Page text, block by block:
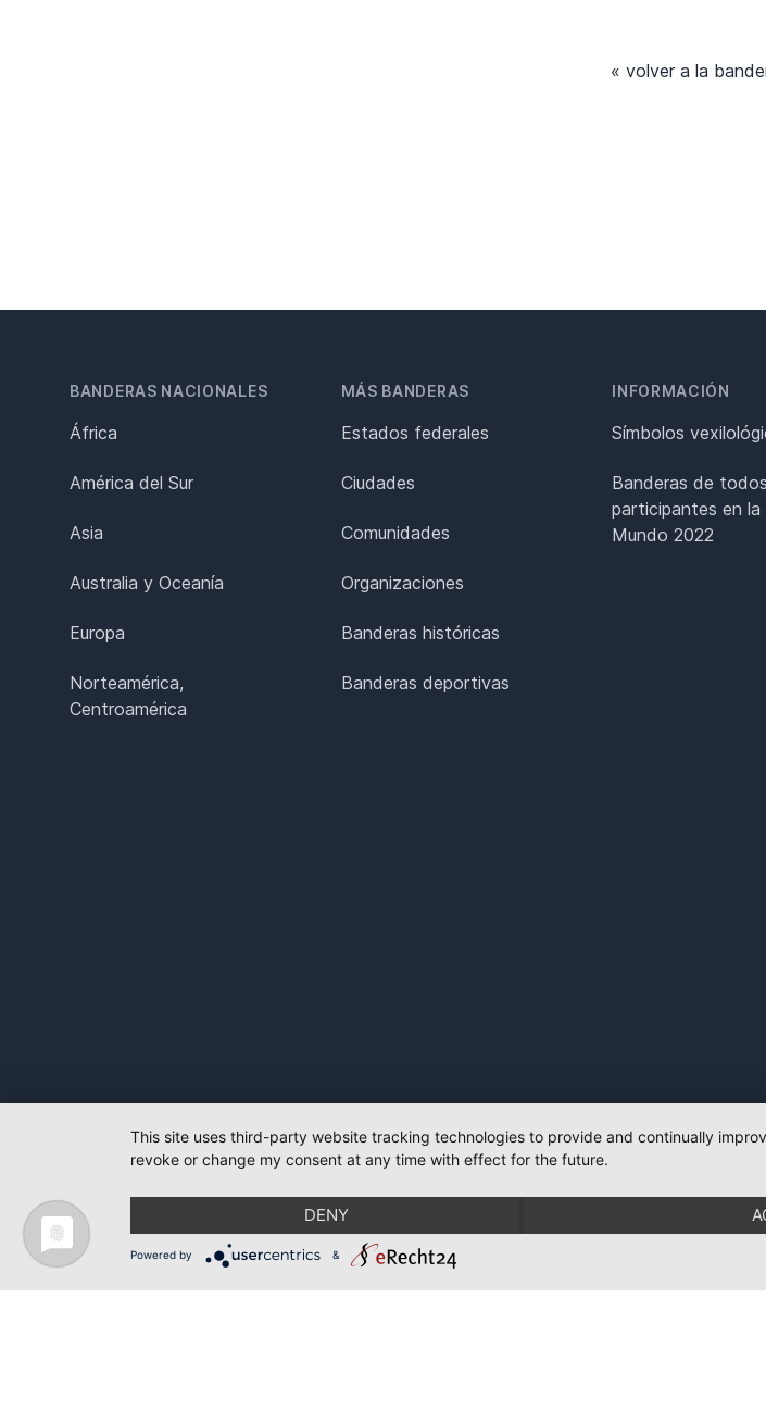
« volver a la
BANDERAS NACIONALES
África
América del Sur
Asia
Australia y Oceanía
Europa
Norteamérica,
Centroamérica
MÁS BANDERAS
Estados federales
Ciudades
Comunidades
Organizaciones
Banderas históricas
Banderas deportivas
INFORMACIÓN
Símbolos
Banderas de
participantes en la
Mundo 2022
This site uses third-party website tracking technologies to provide and continually
revoke or change my consent at any time with effect for the future.
DENY
Powered by &